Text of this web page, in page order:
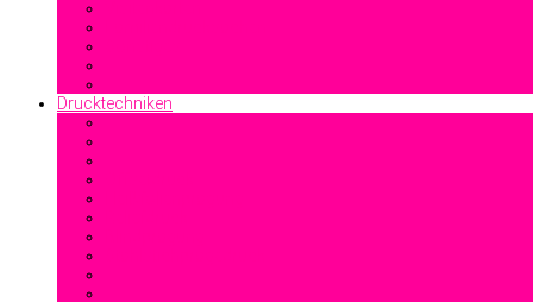
Drucktechniken